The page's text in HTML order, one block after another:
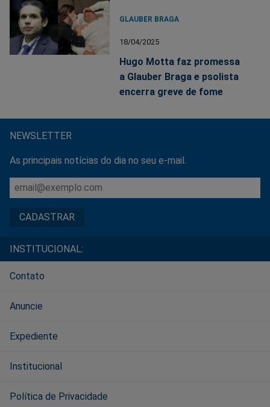
GLAUBER BRAGA
18/04/2025
Hugo Motta faz promessa
a Glauber Braga e psolista
encerra greve de fome
NEWSLETTER
As principais notícias do dia no seu e-mail.
INSTITUCIONAL:
Contato
Anuncie
Expediente
Institucional
Política de Privacidade